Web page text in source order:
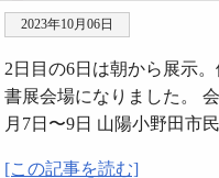
2023年10月06日
2日目の6日は朝から展示
書展会場になりました。
月7日〜9日 山陽小野田市
[この記事を読む]